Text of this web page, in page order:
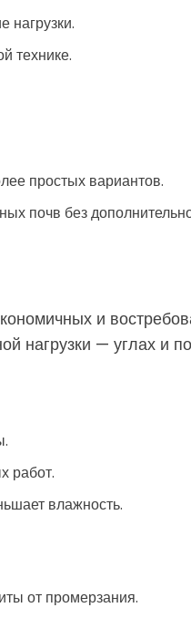
нагрузки.
технике.
простых вариантов.
почв без
и
нагрузки — углах и
работ.
влажность.
от промерзания.